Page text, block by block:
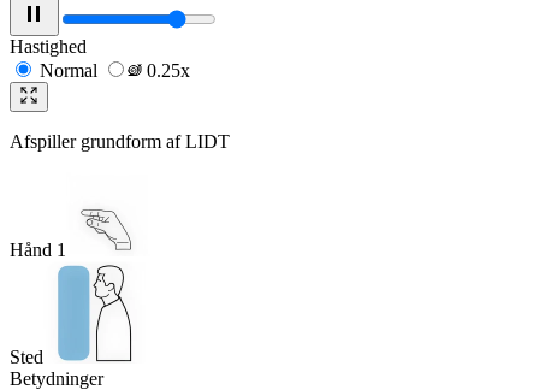
Hastighed
Normal
0.25x
Afspiller grundform afLIDT
Hånd 1
Sted
Betydninger